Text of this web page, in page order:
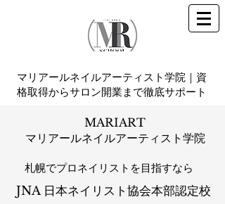
マリアールネイルアーティスト学院｜資
格取得からサロン開業まで徹底サポート
MARIART
マリアールネイルアーティスト学院
札幌​でプロネイリストを目指すなら
JNA 日本ネイリスト協会本部認定校